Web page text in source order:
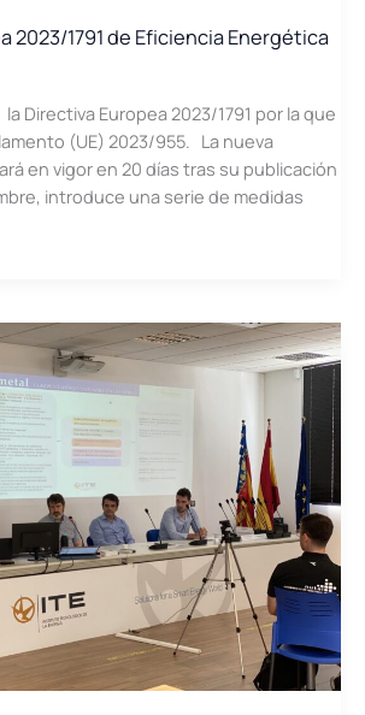
2023/1791 de Eficiencia Energética
Directiva Europea 2023/1791 por la que
(UE) 2023/955. La nueva
en vigor en 20 días tras su publicación
introduce una serie de medidas